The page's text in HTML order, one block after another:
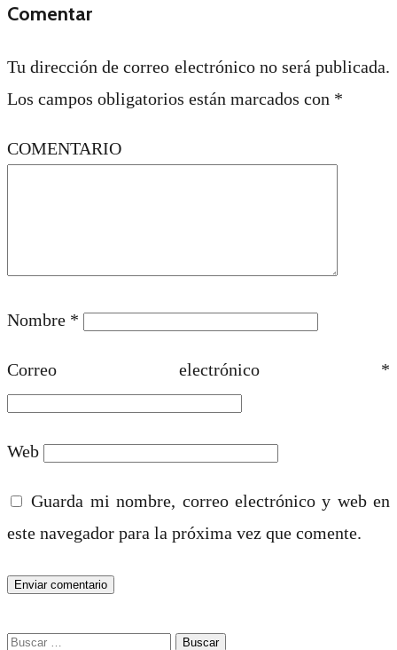
Comentar
Tu dirección de correo electrónico no será publicada.
Los campos obligatorios están marcados con *
COMENTARIO
Nombre *
Correo electrónico *
Web
Guarda mi nombre, correo electrónico y web en
este navegador para la próxima vez que comente.
Buscar: